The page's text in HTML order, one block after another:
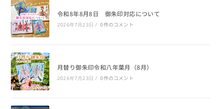
令和8年8月8日 御朱印対応について
2026年7月23日 / 0件のコメント
月替り御朱印令和八年葉月（8月）
2026年7月23日 / 0件のコメント